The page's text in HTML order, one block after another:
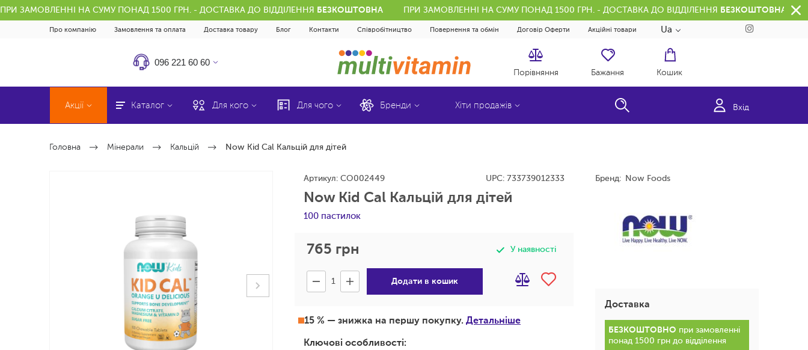
ПРИ ЗАМОВЛЕННІ НА СУМУ ПОНАД 1500 ГРН. - ДОСТАВКА ДО ВІДДІЛЕННЯ БЕЗКОШТОВНА ПРИ ЗАМОВЛЕННІ НА СУМУ ПОНАД 1500 ГРН. - ДОСТАВКА ДО ВІДДІЛЕННЯ БЕЗКОШТОВНА
Про компанію Замовлення та оплата Доставка товару Блог Контакти Співробітництво Повернення та обмін Договір Оферти Акційні товари Ua
096 221 60 60
Бажання
Порівняння Кошик
Акції Каталог Для кого Для чого Бренди Хіти продажів Вхід
Головна Мінерали Кальцій Now Kid Cal Кальцій для дітей
Артикул: CO002449 UPC: 733739012333
Now Kid Cal Кальцій для дітей
100 пастилок
765 грн У наявності
Додати в кошик
15 % — знижка на першу покупку. Детальніше
Ключові особливості:
Бренд: Now Foods
Доставка
БЕЗКОШТОВНО при замовленні
понад 1500 грн до відділення